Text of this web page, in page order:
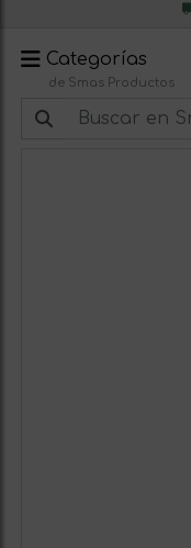
Categorías
de Smas Productos